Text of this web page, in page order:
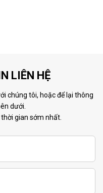
LIÊN HỆ
chúng tôi, hoặc để lại thông
dưới.
gian sớm nhất.